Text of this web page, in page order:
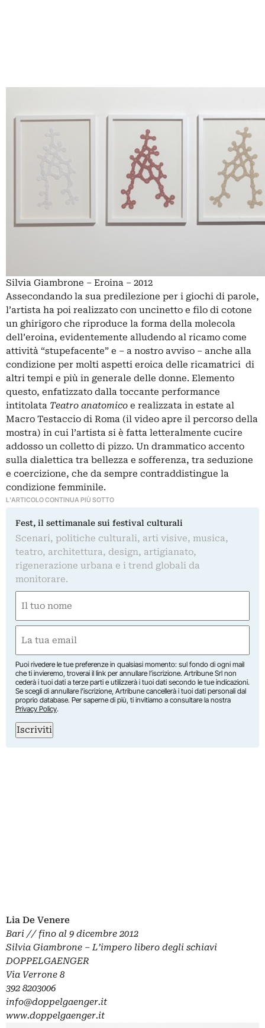
Silvia Giambrone – Eroina – 2012
Assecondando la sua predilezione per i giochi di parole,
l’artista ha poi realizzato con uncinetto e filo di cotone
un ghirigoro che riproduce la forma della molecola
dell’eroina, evidentemente alludendo al ricamo come
attività “stupefacente” e – a nostro avviso – anche alla
condizione per molti aspetti eroica delle ricamatrici di
altri tempi e più in generale delle donne. Elemento
questo, enfatizzato dalla toccante performance
intitolata Teatro anatomico e realizzata in estate al
Macro Testaccio di Roma (il video apre il percorso della
mostra) in cui l’artista si è fatta letteralmente cucire
addosso un colletto di pizzo. Un drammatico accento
sulla dialettica tra bellezza e sofferenza, tra seduzione
e coercizione, che da sempre contraddistingue la
condizione femminile.
L'ARTICOLO CONTINUA PIÙ SOTTO
Fest, il settimanale sui festival culturali
Scenari, politiche culturali, arti visive, musica,
teatro, architettura, design, artigianato,
rigenerazione urbana e i trend globali da
monitorare.
(Obbligatorio)
Nome
(Obbligatorio)
Puoi rivedere le tue preferenze in qualsiasi momento: sul fondo di ogni mail
che ti invieremo, troverai il link per annullare l’iscrizione. Artribune Srl non
cederà i tuoi dati a terze parti e utilizzerà i tuoi dati secondo le tue indicazioni.
Se scegli di annullare l’iscrizione, Artribune cancellerà i tuoi dati personali dal
proprio database. Per saperne di più, ti invitiamo a consultare la nostra
Privacy Policy.
Iscriviti
Lia De Venere
Bari // fino al 9 dicembre 2012
Silvia Giambrone – L’impero libero degli schiavi
DOPPELGAENGER
Via Verrone 8
392 8203006
info@doppelgaenger.it
www.doppelgaenger.it